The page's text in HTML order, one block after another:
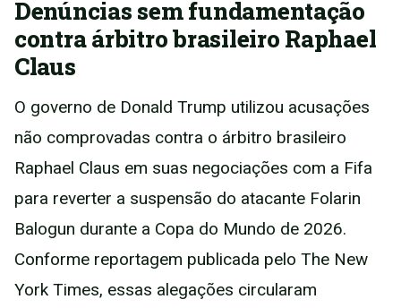
Denúncias sem fundamentação
contra árbitro brasileiro Raphael
Claus
O governo de Donald Trump utilizou acusações
não comprovadas contra o árbitro brasileiro
Raphael Claus em suas negociações com a Fifa
para reverter a suspensão do atacante Folarin
Balogun durante a Copa do Mundo de 2026.
Conforme reportagem publicada pelo The New
York Times, essas alegações circularam